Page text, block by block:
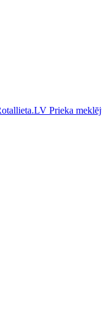
Prieka